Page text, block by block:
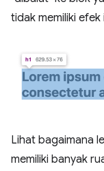
tidak memiliki
Lihat bagaimana
memiliki banyak